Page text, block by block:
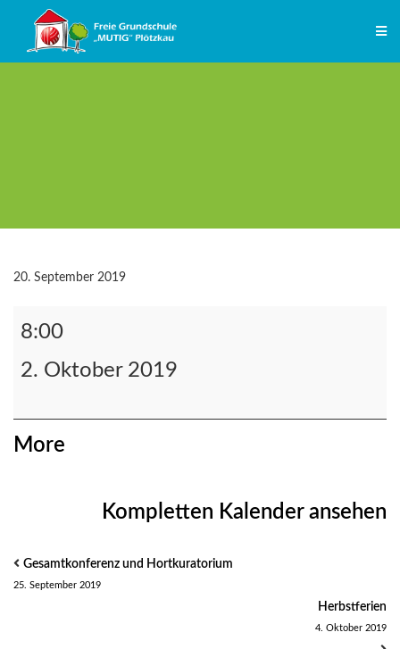
springen
20. September 2019
des
Singens
und
8:00
2. Oktober 2019
More
Kompletten Kalender ansehen
Gesamtkonferenz und Hortkuratorium
25. September 2019
Herbstferien
4. Oktober 2019